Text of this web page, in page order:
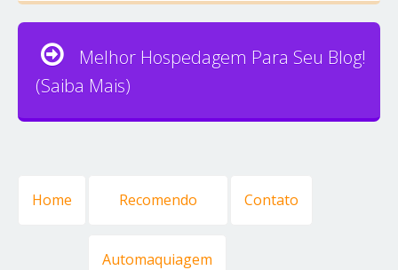
Melhor Hospedagem Para Seu Blog!
(Saiba Mais)
Home Recomendo
Automaquiagem
Contato